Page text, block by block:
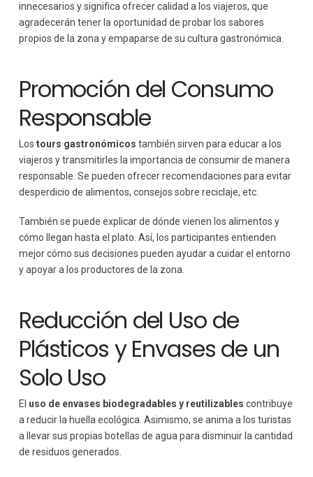
innecesarios y significa ofrecer calidad a los viajeros, que
agradecerán tener la oportunidad de probar los sabores
propios de la zona y empaparse de su cultura gastronómica.
Promoción del Consumo
Responsable
Los tours gastronómicos también sirven para educar a los
viajeros y transmitirles la importancia de consumir de manera
responsable. Se pueden ofrecer recomendaciones para evitar
desperdicio de alimentos, consejos sobre reciclaje, etc.
También se puede explicar de dónde vienen los alimentos y
cómo llegan hasta el plato. Así, los participantes entienden
mejor cómo sus decisiones pueden ayudar a cuidar el entorno
y apoyar a los productores de la zona.
Reducción del Uso de
Plásticos y Envases de un
Solo Uso
El uso de envases biodegradables y reutilizables contribuye
a reducir la huella ecológica. Asimismo, se anima a los turistas
a llevar sus propias botellas de agua para disminuir la cantidad
de residuos generados.